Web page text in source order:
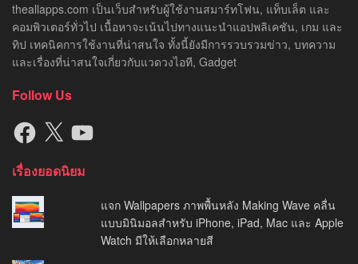
theallapps.com เป็นเว็บสำหรับผู้ใช้งานสมาร์ทโฟน, แท็บเล็ต และ
คอมพิวเตอร์ทั่วไป เนื้อหาจะเน้นไปทางแนะนำแอปพลิเคชัน, เกม และ
ทิป เทคนิคการใช้งานที่น่าสนใจ ทั้งนี้ยังมีการรวบรวมข่าว, บทความ
และเรื่องที่น่าสนใจเกี่ยวกับแวดวงไอที, Gadget
Follow Us
Facebook
X YouTube
เรื่องยอดนิยม
แจก Wallpapers ภาพพื้นหลัง Making Wave คลื่น
แบบมินิมอลสำหรับ iPhone, iPad, Mac และ Apple
Watch มีให้เลือกหลายสี